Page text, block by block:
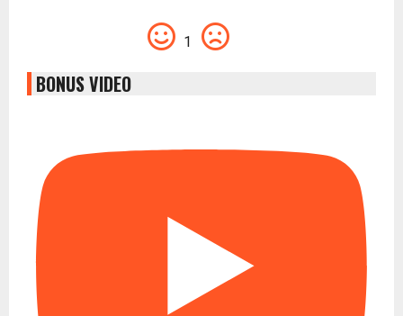
1
BONUS VIDEO